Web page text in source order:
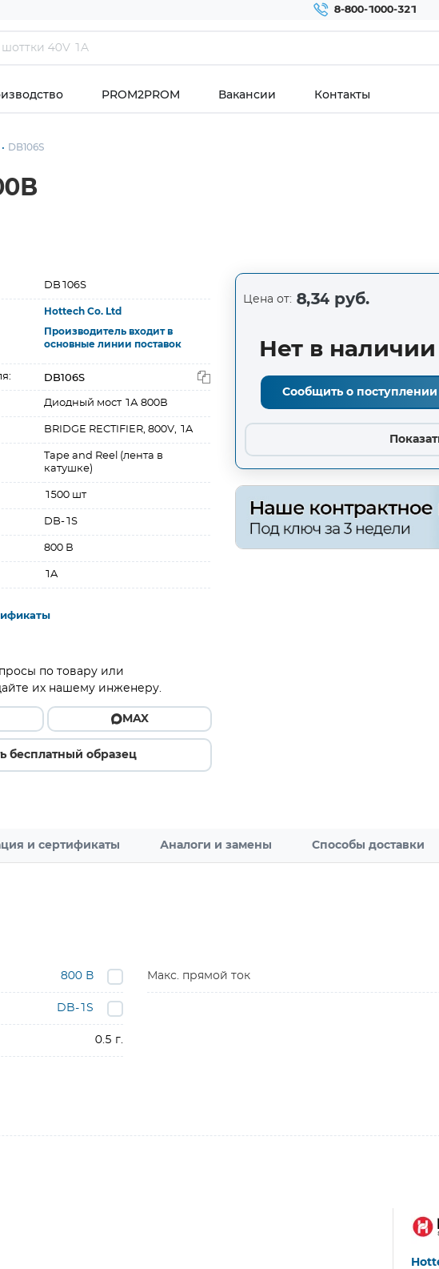
8-800-1000-321
PROM2PROM Вакансии Контакты
DB106S
DB106S
Hottech Co. Ltd
Производитель входит в
основные линии поставок
DB106S
Диодный мост 1А 800В
BRIDGE RECTIFIER, 800V, 1A
Tape and Reel (лента в
катушке)
1500 шт
DB-1S
800 В
1A
по товару или
их нашему инженеру.
MAX
бесплатный образец
Цена от: 8,34 руб.
Нет в наличии
Сообщить о поступлении
и сертификаты Аналоги и замены Способы доставки
800 В Макс. прямой ток
DB-1S
0.5 г.